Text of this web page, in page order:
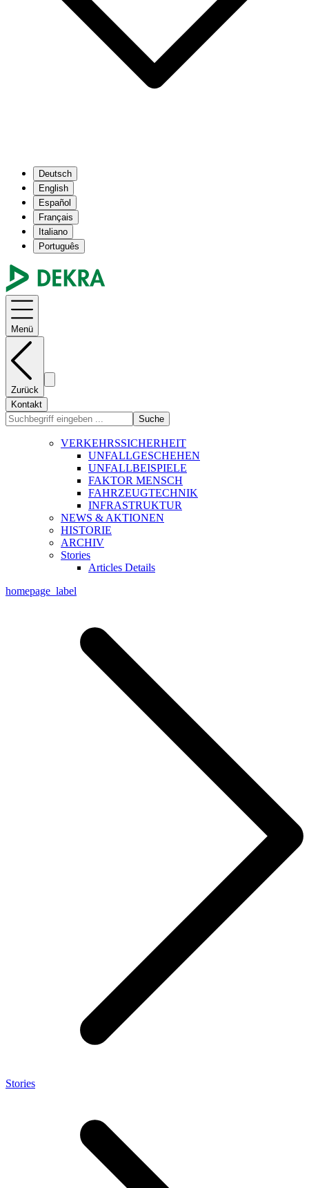
Deutsch
English
Español
Français
Italiano
Português
Menü
Zurück
Kontakt
Suche
VERKEHRSSICHERHEIT
UNFALLGESCHEHEN
UNFALLBEISPIELE
FAKTOR MENSCH
FAHRZEUGTECHNIK
INFRASTRUKTUR
NEWS & AKTIONEN
HISTORIE
ARCHIV
Stories
Articles Details
homepage_label
Stories